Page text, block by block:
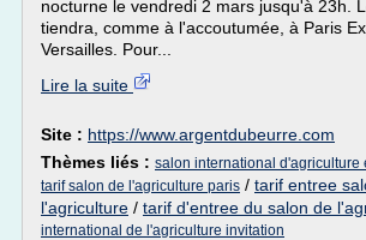
nocturne le vendredi 2 mars jusqu'à 23h.
tiendra, comme à l'accoutumée, à Paris
Versailles. Pour...
Lire la suite
Site : https://www.argentdubeurre.com
Thèmes liés : salon international d'agriculture
tarif salon de l'agriculture paris / tarif entree
l'agriculture / tarif d'entree du salon de
international de l'agriculture invitation